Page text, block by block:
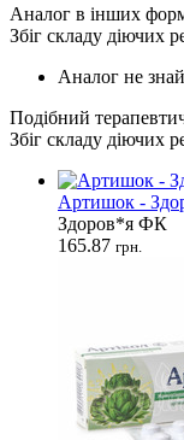
Аналог в інших
Збіг складу діючих
Аналог не
Подібний
Збіг складу діючих
Артишок -
Здоров*я ФК
165.87 грн.